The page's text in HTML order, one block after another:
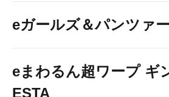
eガールズ＆パンツァ
eまわるん超ワープ ギ
ESTA